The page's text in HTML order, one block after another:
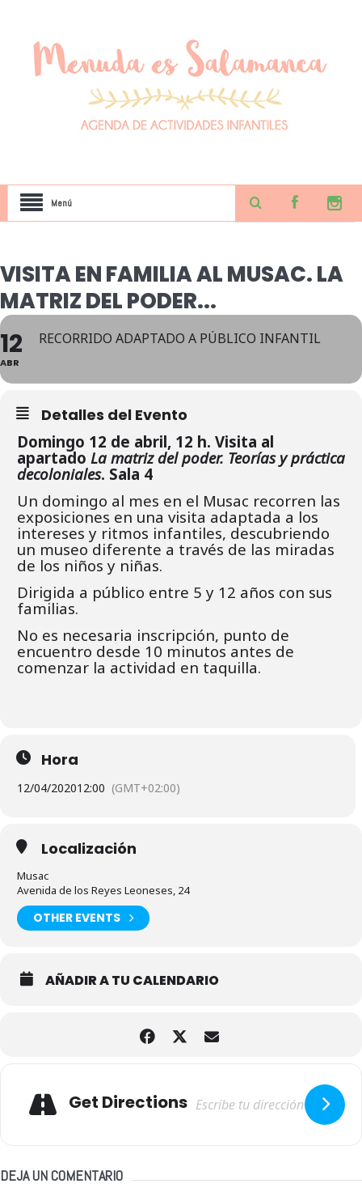
Menú
VISITA EN FAMILIA AL MUSAC. LA
MATRIZ DEL PODER...
12
ABR
RECORRIDO ADAPTADO A PÚBLICO INFANTIL
Detalles del Evento
Domingo 12 de abril, 12 h. Visita al
apartado La matriz del poder. Teorías y práctica
decoloniales. Sala 4
Un domingo al mes en el Musac recorren las
exposiciones en una visita adaptada a los
intereses y ritmos infantiles, descubriendo
un museo diferente a través de las miradas
de los niños y niñas.
Dirigida a público entre 5 y 12 años con sus
familias.
No es necesaria inscripción, punto de
encuentro desde 10 minutos antes de
comenzar la actividad en taquilla.
Hora
12/04/202012:00 (GMT+02:00)
Localización
Musac
Avenida de los Reyes Leoneses, 24
OTHER EVENTS
AÑADIR A TU CALENDARIO
Get Directions
DEJA UN COMENTARIO